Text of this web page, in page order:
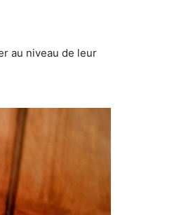
au niveau de leur